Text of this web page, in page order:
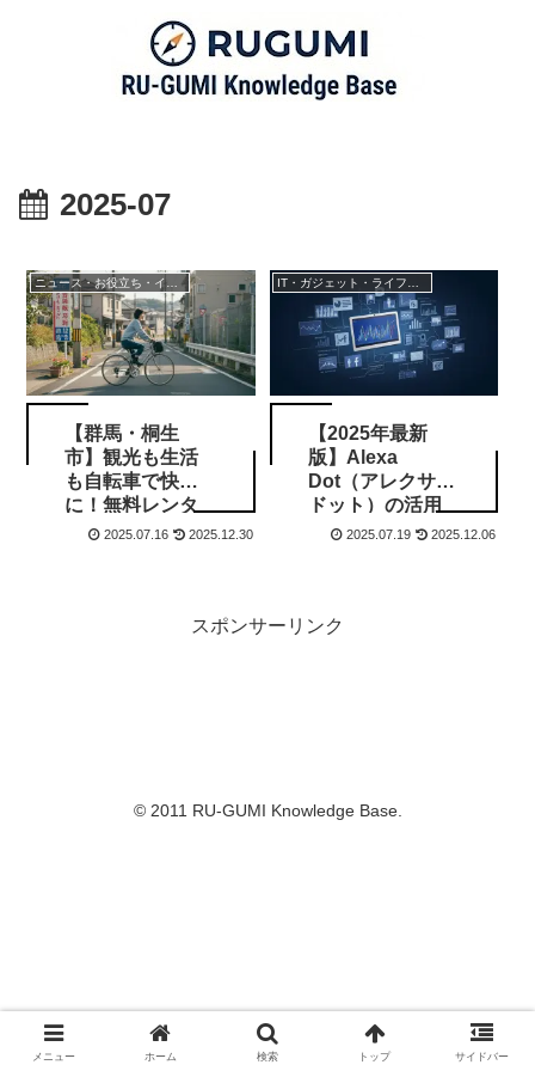
2025-07
ニュース・お役立ち・イベント情報
【群馬・桐生
市】観光も生活
も自転車で快適
に！無料レンタ
ル・駐輪場情報
2025.07.16 2025.12.30
IT・ガジェット・ライフスタイル
【2025年最新
版】Alexa
Dot（アレクサ・
ドット）の活用
術12選｜生活を
2025.07.19 2025.12.06
スポンサーリンク
© 2011 RU-GUMI Knowledge Base.
メニュー ホーム 検索 トップ サイドバー